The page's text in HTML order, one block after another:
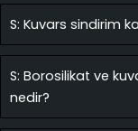
S: Kuvars sindirim
S: Borosilikat ve
nedir?